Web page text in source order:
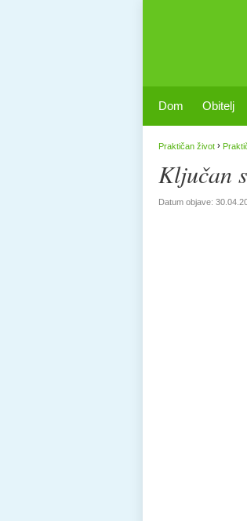
Dom Obitelj
Praktičan život ›
Ključan
Datum objave: